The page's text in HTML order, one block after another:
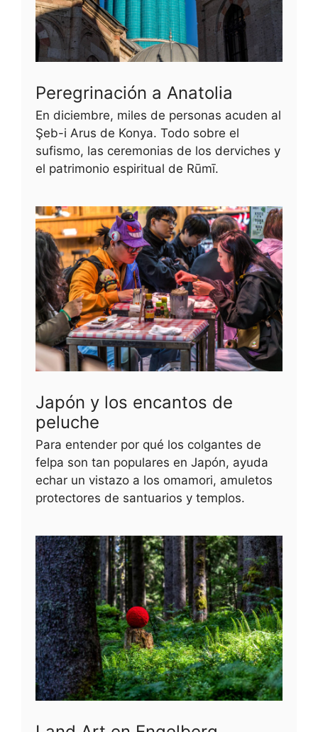
Peregrinación a Anatolia
En diciembre, miles de personas acuden al
Şeb-i Arus de Konya. Todo sobre el
sufismo, las ceremonias de los derviches y
el patrimonio espiritual de Rūmī.
Japón y los encantos de
peluche
Para entender por qué los colgantes de
felpa son tan populares en Japón, ayuda
echar un vistazo a los omamori, amuletos
protectores de santuarios y templos.